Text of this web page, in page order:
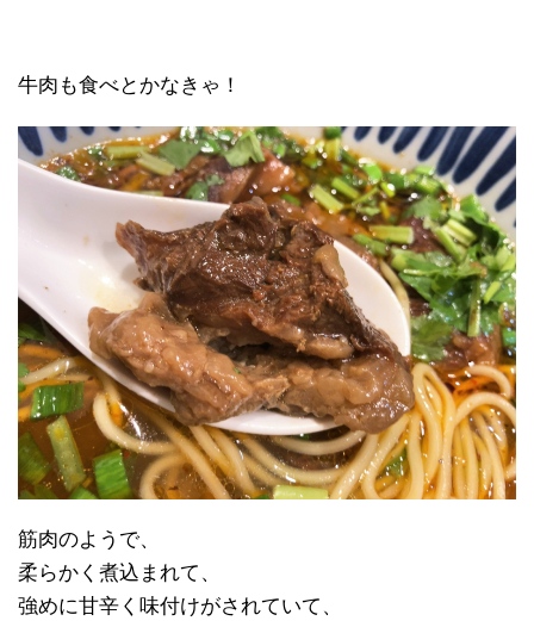
牛肉も食べとかなきゃ！
筋肉のようで、
柔らかく煮込まれて、
強めに甘辛く味付けがされていて、